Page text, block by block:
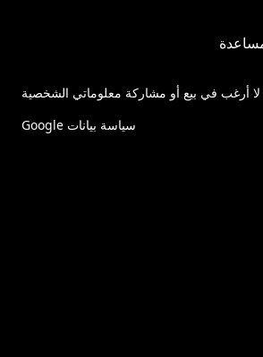
لا أرغب في بيع أو مشاركة معلوماتي الشخصية
سياسة بيانات Google